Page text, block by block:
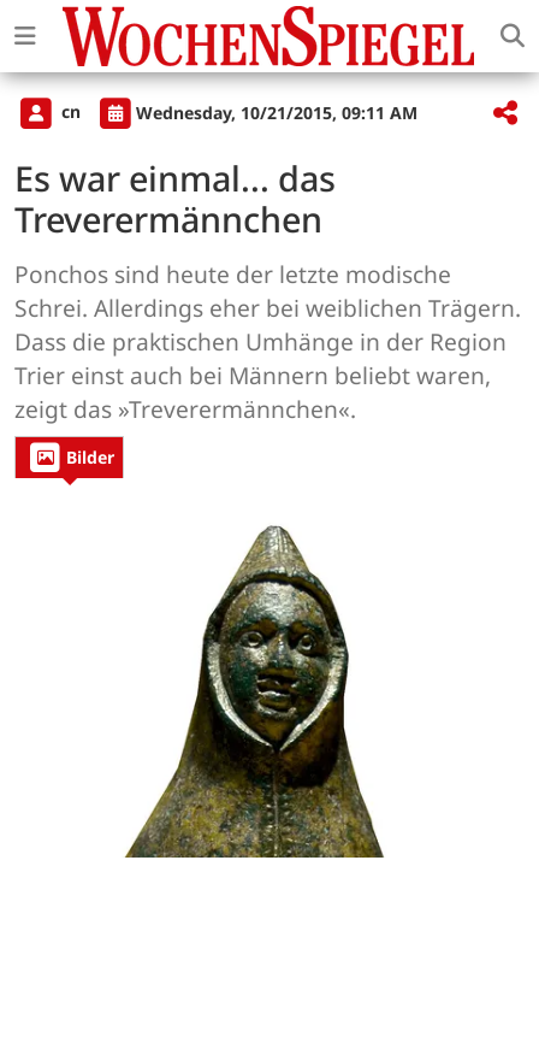
cn Wednesday, 10/21/2015, 09:11 AM
Es war einmal... das
Treverermännchen
Ponchos sind heute der letzte modische
Schrei. Allerdings eher bei weiblichen Trägern.
Dass die praktischen Umhänge in der Region
Trier einst auch bei Männern beliebt waren,
zeigt das »Treverermännchen«.
Bilder